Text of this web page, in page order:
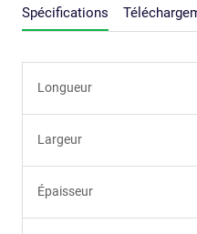
Spécifications
Longueur
Largeur
Épaisseur